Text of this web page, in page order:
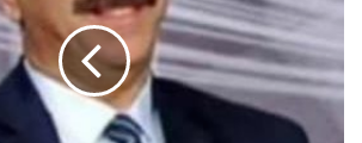
والفيلسوف